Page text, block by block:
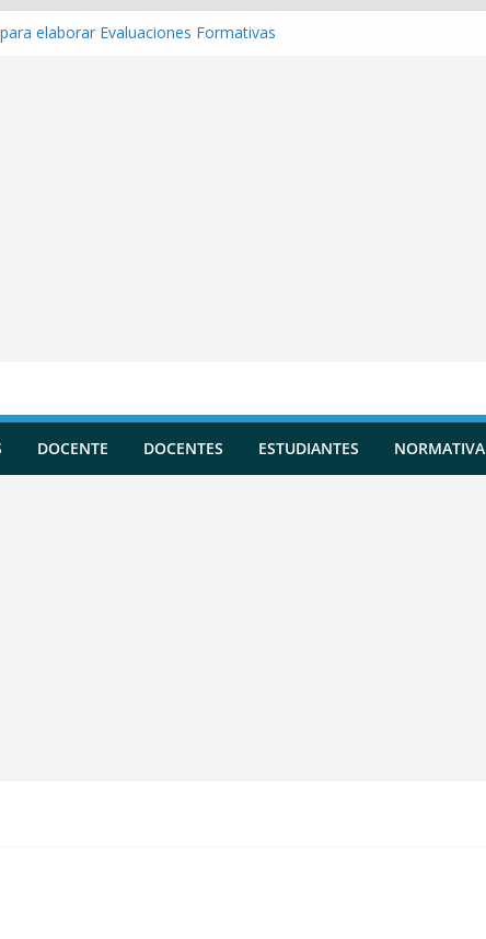
elaborar Evaluaciones Formativas
DOCENTE DOCENTES ESTUDIANTES NORMATIVA